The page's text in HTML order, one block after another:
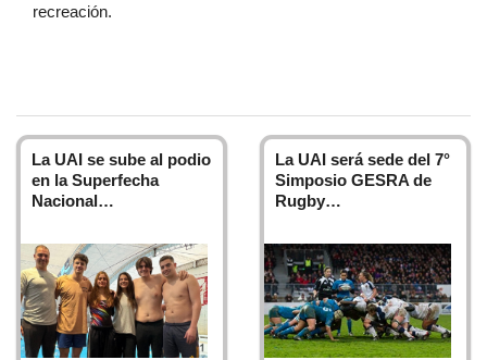
recreación.
La UAI se sube al podio
en la Superfecha
Nacional…
La UAI será sede del 7°
Simposio GESRA de
Rugby…